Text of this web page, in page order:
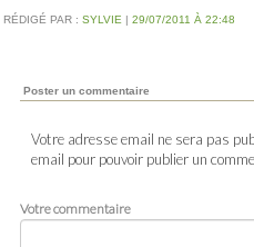
RÉDIGÉ PAR : SYLVIE | 29/07/2011 À 22:48
Poster un commentaire
Votre adresse email ne sera pas
email pour pouvoir publier un
Votre commentaire